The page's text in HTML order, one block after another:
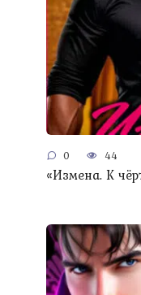
0 44
«Измена. К